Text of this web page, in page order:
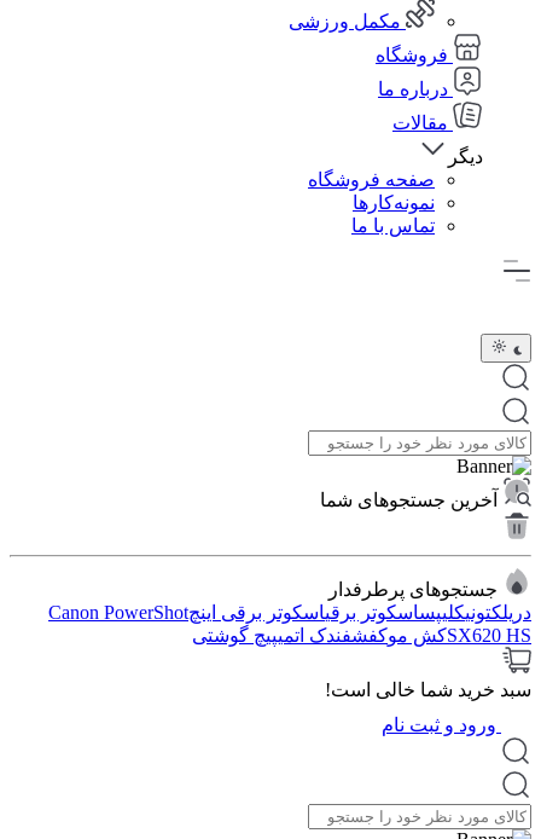
مکمل ورزشی
فروشگاه
درباره ما
مقالات
دیگر
صفحه فروشگاه
نمونه‌کارها
تماس با ما
آخرین جستجوهای شما
جستجوهای پرطرفدار
دریلکتونیکلیپساسکوتر برقیاسکوتر برقی اینچCanon PowerShot
SX620 HSکش موکفشفندک اتمیپیچ گوشتی
سبد خرید شما خالی است!
ورود و ثبت نام